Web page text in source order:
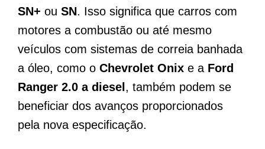
SN+ ou SN. Isso significa que carros com
motores a combustão ou até mesmo
veículos com sistemas de correia banhada
a óleo, como o Chevrolet Onix e a Ford
Ranger 2.0 a diesel , também podem se
beneficiar dos avanços proporcionados
pela nova especificação.